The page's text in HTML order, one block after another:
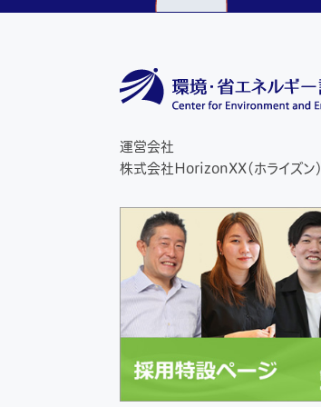
運営会社
株式会社HorizonXX（ホライズン）